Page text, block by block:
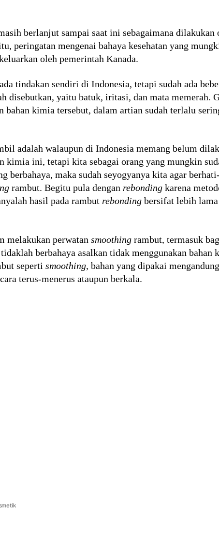
berlanjut sampai saat ini sebagaimana dilakukan
peringatan mengenai bahaya kesehatan yang
oleh pemerintah Kanada.
tindakan sendiri di Indonesia, tetapi sudah ada
disebutkan, yaitu batuk, iritasi, dan mata memerah.
kimia tersebut, dalam artian sudah terlalu
adalah walaupun di Indonesia memang belum
ini, tetapi kita sebagai orang yang mungkin
berbahaya, maka sudah seyogyanya kita agar
rambut. Begitu pula dengan rebonding karena
hasil pada rambut rebonding bersifat lebih
melakukan perwatan smoothing rambut, termasuk
berbahaya asalkan tidak menggunakan bahan
seperti smoothing, bahan yang dipakai
terus-menerus ataupun berkala.